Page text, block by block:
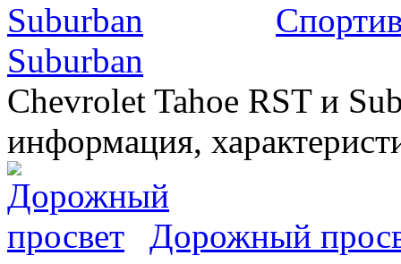
Suburban
Chevrolet Tahoe RST и
информация,
Дорожный